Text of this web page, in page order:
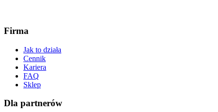
Firma
Jak to działa
Cennik
Kariera
FAQ
Sklep
Dla partnerów